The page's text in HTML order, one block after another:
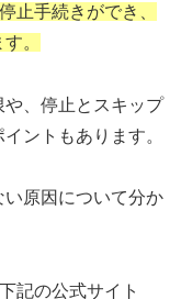
止手続きができ、
。
、停止とスキップ
ントもあります。
原因について分か
記の公式サイト